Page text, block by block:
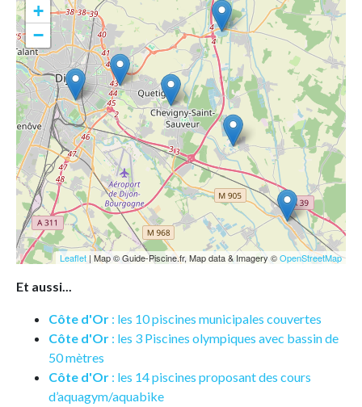
+
−
Leaflet | Map © Guide-Piscine.fr, Map data & Imagery ©OpenStreetMap
Et aussi...
Côte d'Or : les 10 piscines municipales couvertes
Côte d'Or : les 3 Piscines olympiques avec bassin de
50 mètres
Côte d'Or : les 14 piscines proposant des cours
d’aquagym/aquabike